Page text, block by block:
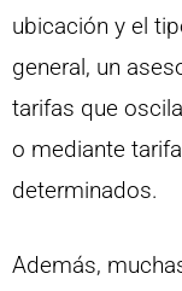
ubicación y el
general, un
tarifas que
o mediante
determinados.
Además,